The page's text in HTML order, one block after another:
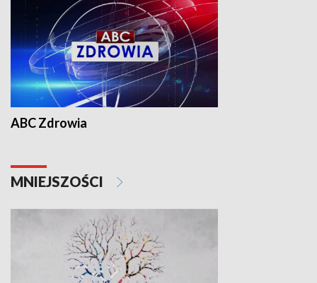
ABC Zdrowia
MNIEJSZOŚCI